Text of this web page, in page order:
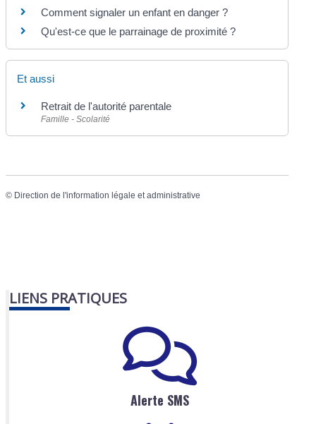
Comment signaler un enfant en danger ?
Qu'est-ce que le parrainage de proximité ?
Et aussi
Retrait de l'autorité parentale
Famille - Scolarité
© Direction de l'information légale et administrative
LIENS PRATIQUES
Alerte SMS